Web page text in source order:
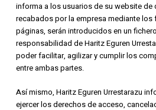
informa a los usuarios de su website
recabados por la empresa mediante
páginas, serán introducidos en un
responsabilidad de Haritz Eguren
poder facilitar, agilizar y cumplir los
entre ambas partes.
Así mismo, Haritz Eguren Urrestarazu
ejercer los derechos de acceso,